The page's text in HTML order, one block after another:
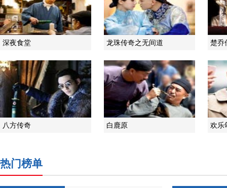
深夜食堂 龙珠传奇之无间道 楚乔
八方传奇 白鹿原 欢乐
热门榜单